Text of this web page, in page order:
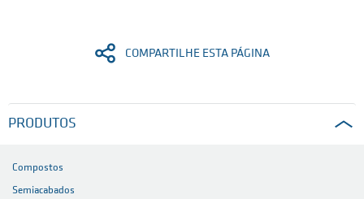
COMPARTILHE ESTA PÁGINA
PRODUTOS
Compostos
Semiacabados